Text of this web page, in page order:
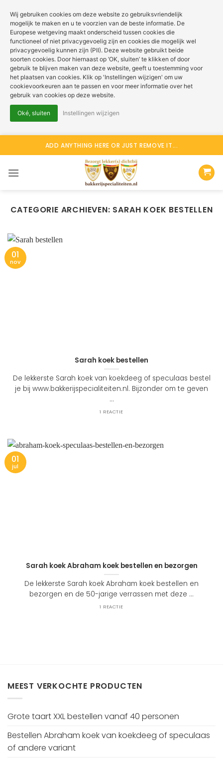
naar
ADD ANYTHING HERE OR JUST REMOVE IT...
CATEGORIE ARCHIEVEN: SARAH KOEK BESTELLEN
Sarah koek bestellen
De lekkerste Sarah koek van koekdeeg of speculaas bestel
je bij www.bakkerijspecialiteiten.nl. Bijzonder om te geven
...
1 REACTIE
01
nov
Sarah koek Abraham koek bestellen en bezorgen
De lekkerste Sarah koek Abraham koek bestellen en
bezorgen en de 50-jarige verrassen met deze ...
1 REACTIE
01
jul
MEEST VERKOCHTE PRODUCTEN
Grote taart XXL bestellen vanaf 40 personen
Bestellen Abraham koek van koekdeeg of speculaas
of andere variant
Wij gebruiken cookies om deze website zo gebruiksvriendelijk
mogelijk te maken en u te voorzien van de beste informatie. De
Europese wetgeving maakt onderscheid tussen cookies die
functioneel of niet privacygevoelig zijn en cookies die mogelijk wel
privacygevoelig kunnen zijn (PII). Deze website gebruikt beide
soorten cookies. Door hiernaast op ‘OK, sluiten’ te klikken of door
gebruik te blijven maken van deze website, geeft u toestemming voor
het plaatsen van cookies. Klik op 'Instellingen wijzigen' om uw
cookievoorkeuren aan te passen en voor meer informatie over het
gebruik van cookies op deze website.
Oké, sluiten Instellingen wijzigen